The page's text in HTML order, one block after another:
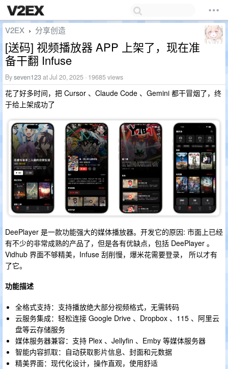
V2EX › 分享创造
[送码] 视频播放器 APP 上架了，现在准
备干翻 Infuse
Byseven123at Jul 20, 2025 · 19685 views
花了好多时间，把 Cursor 、Claude Code 、Gemini 都干冒烟了，终
于给上架成功了
DeePlayer 是一款功能强大的媒体播放器。开发它的原因: 市面上已经
有不少的非常成熟的产品了，但是各有优缺点，包括 DeePlayer 。
Vidhub 界面不够精美，Infuse 刮削慢，爆米花需要登录， 所以才有
了它。
功能描述
全格式支持：支持播放绝大部分视频格式，无需转码
云服务集成：轻松连接 Google Drive 、Dropbox 、115 、阿里云
盘等云存储服务
媒体服务器兼容：支持 Plex 、Jellyfin 、Emby 等媒体服务器
智能内容抓取：自动获取影片信息、封面和元数据
精美界面：现代化设计，操作直观，使用舒适